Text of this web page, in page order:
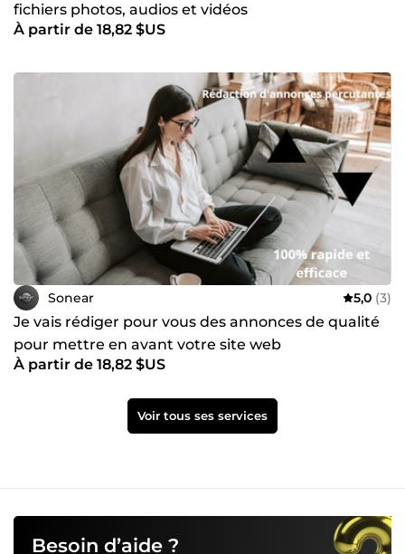
fichiers photos, audios et vidéos
À partir de 18,82 $US
Sonear 5,0 (3)
Je vais rédiger pour vous des annonces de qualité
pour mettre en avant votre site web
À partir de 18,82 $US
Voir tous ses services
Besoin d’aide ?